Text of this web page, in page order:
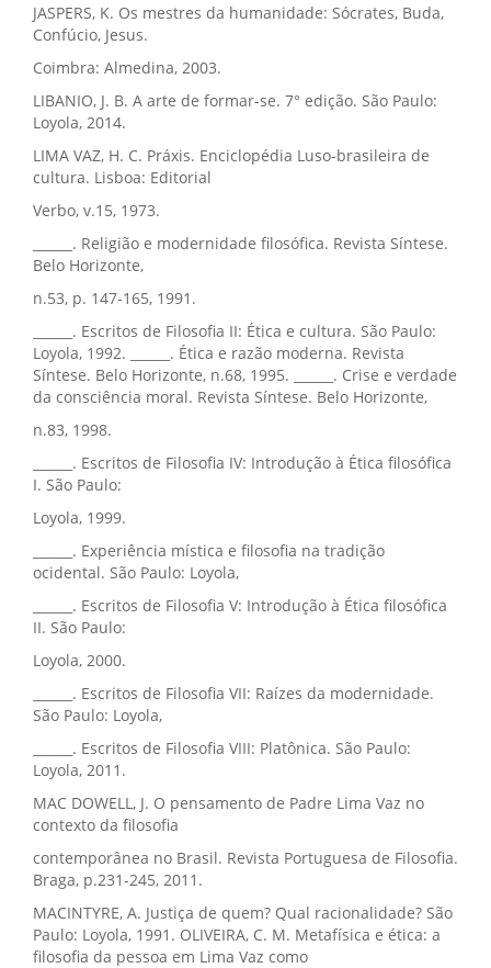
JASPERS, K. Os mestres da humanidade: Sócrates, Buda,
Confúcio, Jesus.
Coimbra: Almedina, 2003.
LIBANIO, J. B. A arte de formar-se. 7° edição. São Paulo:
Loyola, 2014.
LIMA VAZ, H. C. Práxis. Enciclopédia Luso-brasileira de
cultura. Lisboa: Editorial
Verbo, v.15, 1973.
______. Religião e modernidade filosófica. Revista Síntese.
Belo Horizonte,
n.53, p. 147-165, 1991.
______. Escritos de Filosofia II: Ética e cultura. São Paulo:
Loyola, 1992. ______. Ética e razão moderna. Revista
Síntese. Belo Horizonte, n.68, 1995. ______. Crise e verdade
da consciência moral. Revista Síntese. Belo Horizonte,
n.83, 1998.
______. Escritos de Filosofia IV: Introdução à Ética filosófica
I. São Paulo:
Loyola, 1999.
______. Experiência mística e filosofia na tradição
ocidental. São Paulo: Loyola,
______. Escritos de Filosofia V: Introdução à Ética filosófica
II. São Paulo:
Loyola, 2000.
______. Escritos de Filosofia VII: Raízes da modernidade.
São Paulo: Loyola,
______. Escritos de Filosofia VIII: Platônica. São Paulo:
Loyola, 2011.
MAC DOWELL, J. O pensamento de Padre Lima Vaz no
contexto da filosofia
contemporânea no Brasil. Revista Portuguesa de Filosofia.
Braga, p.231-245, 2011.
MACINTYRE, A. Justiça de quem? Qual racionalidade? São
Paulo: Loyola, 1991. OLIVEIRA, C. M. Metafísica e ética: a
filosofia da pessoa em Lima Vaz como